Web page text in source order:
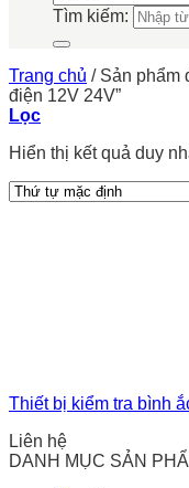
Tìm kiếm:
Trang chủ /Sản phẩm
điện 12V 24V”
Lọc
Hiển thị kết quả duy
Thiết bị kiểm tra bình
Liên hệ
DANH MỤC SẢN